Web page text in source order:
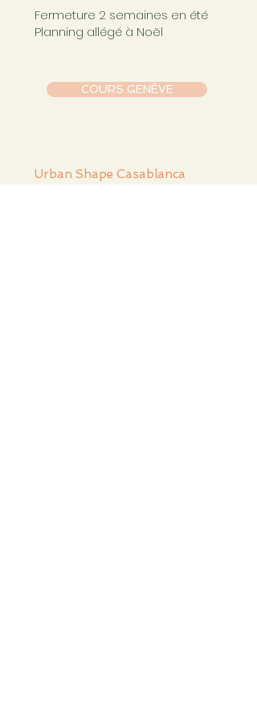
COURS GENÈVE
Fermeture 2 semaines en été
Planning allégé à Noël
Urban Shape Casablanca